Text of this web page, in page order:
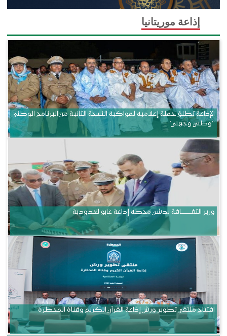
إذاعة موريتانيا
الإذاعة تطلق حملة إعلامية لمواكبة النسخة الثانية من البرنامج الوطني
“وطني وجهتي”
وزير الثقــــــــــافة يدشن محطة إذاعة غابو الحدودية
افتتاح ملتقى تطوير ورش إذاعة القرآن الكريم وقناة المحظرة